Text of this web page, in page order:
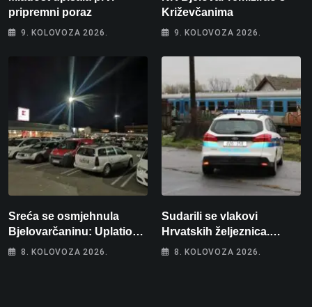
pripremni poraz
9. KOLOVOZA 2026.
Križevčanima
9. KOLOVOZA 2026.
Sreća se osmjehnula
Bjelovarčaninu: Uplatio
samo 4 eura, a osvojio
8. KOLOVOZA 2026.
Sudarili se vlakovi
Hrvatskih željeznica.
Šestero osoba teško
8. KOLOVOZA 2026.